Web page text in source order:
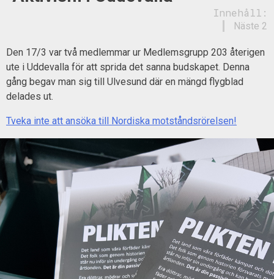
Innehåll:
Näste 2
Den 17/3 var två medlemmar ur Medlemsgrupp 203 återigen
ute i Uddevalla för att sprida det sanna budskapet. Denna
gång begav man sig till Ulvesund där en mängd flygblad
delades ut.
Tveka inte att ansöka till Nordiska motståndsrörelsen!